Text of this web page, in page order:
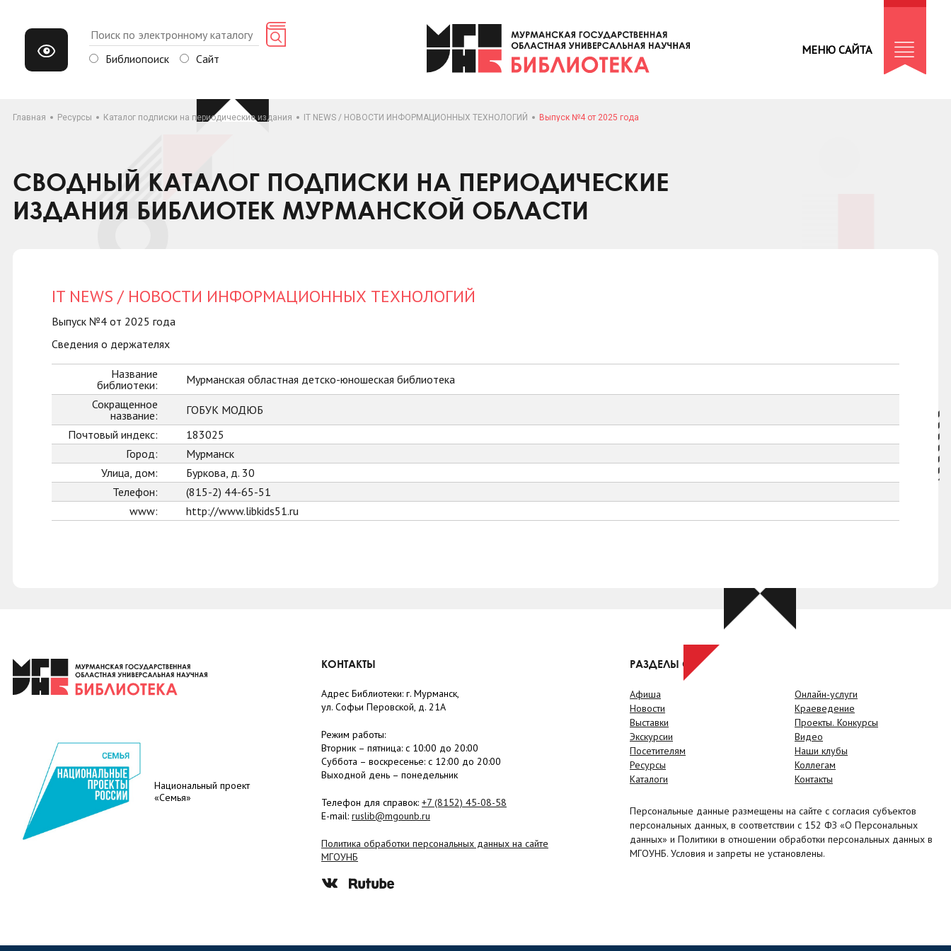
Библиопоиск Сайт
МЕНЮ САЙТА
Главная Ресурсы Каталог подписки на периодические издания IT NEWS / НОВОСТИ ИНФОРМАЦИОННЫХ ТЕХНОЛОГИЙ Выпуск №4 от 2025 года
СВОДНЫЙ КАТАЛОГ ПОДПИСКИ НА ПЕРИОДИЧЕСКИЕ
ИЗДАНИЯ БИБЛИОТЕК МУРМАНСКОЙ ОБЛАСТИ
IT NEWS / НОВОСТИ ИНФОРМАЦИОННЫХ ТЕХНОЛОГИЙ
Выпуск №4 от 2025 года
Сведения о держателях
Название
библиотеки:
Мурманская областная детско-юношеская библиотека
Сокращенное
название:
ГОБУК МОДЮБ
Почтовый индекс:
183025
Город:
Мурманск
Улица, дом:
Буркова, д. 30
Телефон:
(815-2) 44-65-51
www:
http://www.libkids51.ru
Национальный проект
«Семья»
КОНТАКТЫ
Адрес Библиотеки: г. Мурманск,
ул. Софьи Перовской, д. 21А
Режим работы:
Вторник – пятница: с 10:00 до 20:00
Суббота – воскресенье: c 12:00 до 20:00
Выходной день – понедельник
Телефон для справок: +7 (8152) 45-08-58
E-mail: ruslib@mgounb.ru
Политика обработки персональных данных на сайте
МГОУНБ
РАЗДЕЛЫ САЙТА
Афиша
Новости
Выставки
Экскурсии
Посетителям
Ресурсы
Каталоги
Онлайн-услуги
Краеведение
Проекты. Конкурсы
Видео
Наши клубы
Коллегам
Контакты
Персональные данные размещены на сайте с согласия субъектов
персональных данных, в соответствии с 152 ФЗ «О Персональных
данных» и Политики в отношении обработки персональных данных в
МГОУНБ. Условия и запреты не установлены.